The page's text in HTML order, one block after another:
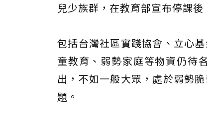
兒少族群，在教育部宣布停課
包括台灣社區實踐協會、立心
童教育、弱勢家庭等物資仍待
出，不如一般大眾，處於弱勢
題。